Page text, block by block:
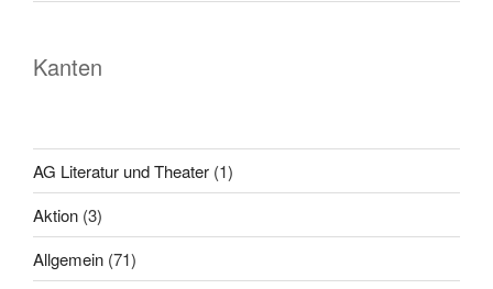
Kanten
AG Literatur und Theater (1)
Aktion (3)
Allgemein (71)